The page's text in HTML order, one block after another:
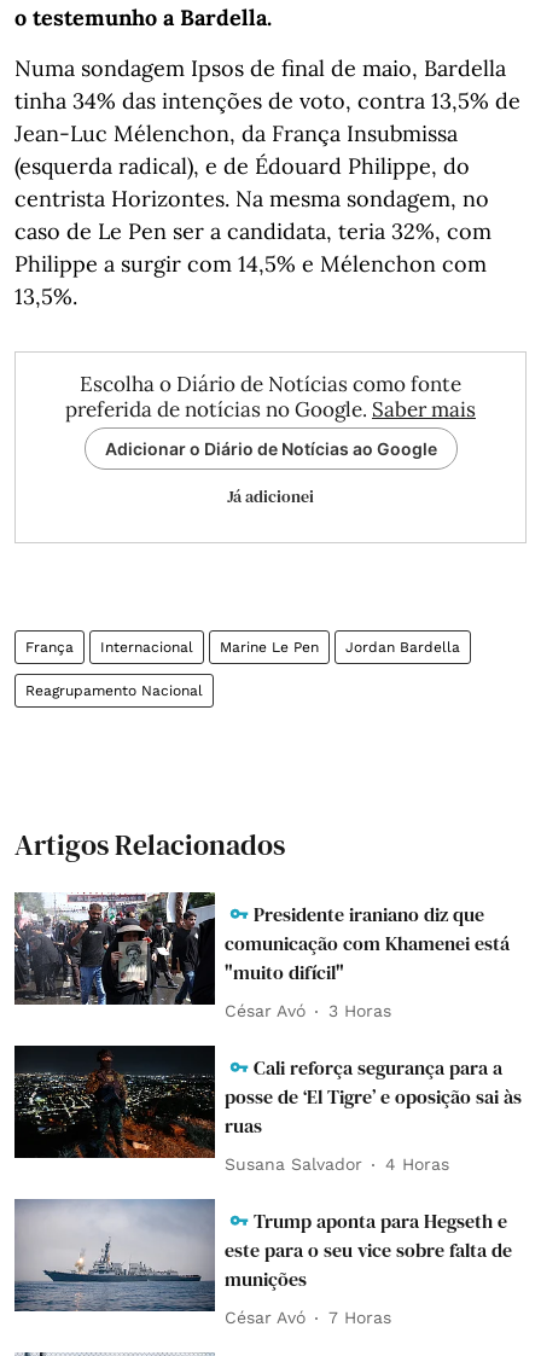
o testemunho a Bardella.
Numa sondagem Ipsos de final de maio, Bardella
tinha 34% das intenções de voto, contra 13,5% de
Jean-Luc Mélenchon, da França Insubmissa
(esquerda radical), e de Édouard Philippe, do
centrista Horizontes. Na mesma sondagem, no
caso de Le Pen ser a candidata, teria 32%, com
Philippe a surgir com 14,5% e Mélenchon com
13,5%.
Escolha o Diário de Notícias como fonte
preferida de notícias no Google. Saber mais
Adicionar o Diário de Notícias ao Google
Já adicionei
França Internacional Marine Le Pen Jordan Bardella
Reagrupamento Nacional
Artigos Relacionados
Presidente iraniano diz que
comunicação com Khamenei está
"muito difícil"
César Avó 3 Horas
Cali reforça segurança para a
posse de ‘El Tigre’ e oposição sai às
ruas
Susana Salvador 4 Horas
Trump aponta para Hegseth e
este para o seu vice sobre falta de
munições
César Avó 7 Horas